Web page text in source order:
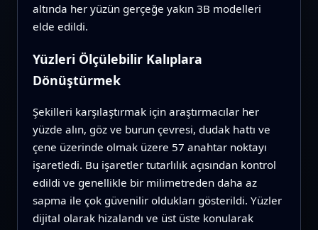
altında her yüzün gerçeğe yakın 3B modelleri
elde edildi.
Yüzleri Ölçülebilir Kalıplara
Dönüştürmek
Şekilleri karşılaştırmak için araştırmacılar her
yüzde alın, göz ve burun çevresi, dudak hattı ve
çene üzerinde olmak üzere 57 anahtar noktayı
işaretledi. Bu işaretler tutarlılık açısından kontrol
edildi ve genellikle bir milimetreden daha az
sapma ile çok güvenilir oldukları gösterildi. Yüzler
dijital olarak hizalandı ve üst üste konularak